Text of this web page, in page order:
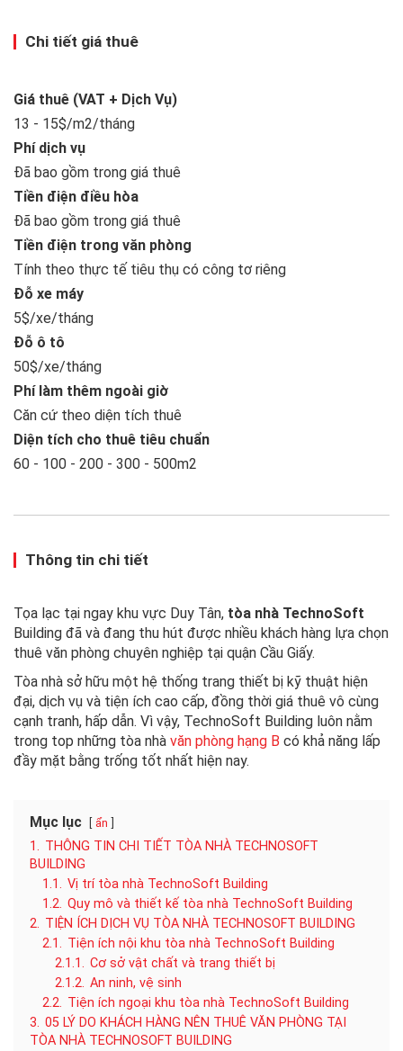
Chi tiết giá thuê
Giá thuê (VAT + Dịch Vụ)
13 - 15$/m2/tháng
Phí dịch vụ
Đã bao gồm trong giá thuê
Tiền điện điều hòa
Đã bao gồm trong giá thuê
Tiền điện trong văn phòng
Tính theo thực tế tiêu thụ có công tơ riêng
Đỗ xe máy
5$/xe/tháng
Đỗ ô tô
50$/xe/tháng
Phí làm thêm ngoài giờ
Căn cứ theo diện tích thuê
Diện tích cho thuê tiêu chuẩn
60 - 100 - 200 - 300 - 500m2
Thông tin chi tiết
Tọa lạc tại ngay khu vực Duy Tân, tòa nhà TechnoSoft
Building đã và đang thu hút được nhiều khách hàng lựa chọn
thuê văn phòng chuyên nghiệp tại quận Cầu Giấy.
Tòa nhà sở hữu một hệ thống trang thiết bị kỹ thuật hiện
đại, dịch vụ và tiện ích cao cấp, đồng thời giá thuê vô cùng
cạnh tranh, hấp dẫn. Vì vậy, TechnoSoft Building luôn nằm
trong top những tòa nhà văn phòng hạng B có khả năng lấp
đầy mặt bằng trống tốt nhất hiện nay.
Mục lục ẩn
1. THÔNG TIN CHI TIẾT TÒA NHÀ TECHNOSOFT
BUILDING
1.1. Vị trí tòa nhà TechnoSoft Building
1.2. Quy mô và thiết kế tòa nhà TechnoSoft Building
2. TIỆN ÍCH DỊCH VỤ TÒA NHÀ TECHNOSOFT BUILDING
2.1. Tiện ích nội khu tòa nhà TechnoSoft Building
2.1.1. Cơ sở vật chất và trang thiết bị
2.1.2. An ninh, vệ sinh
2.2. Tiện ích ngoại khu tòa nhà TechnoSoft Building
3. 05 LÝ DO KHÁCH HÀNG NÊN THUÊ VĂN PHÒNG TẠI
TÒA NHÀ TECHNOSOFT BUILDING